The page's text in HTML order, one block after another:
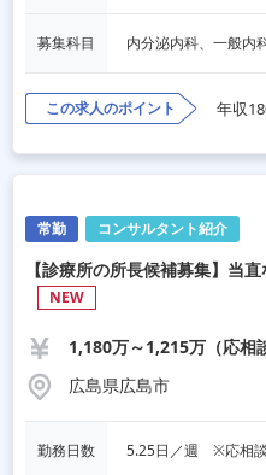
募集科目
この求人のポイント 年収
常勤 コンサルタント紹介
【診療所の所長候補募集】当
NEW
1,180万～1,215万（応相
広島県広島市
勤務日数 5.25日／週　※応相談